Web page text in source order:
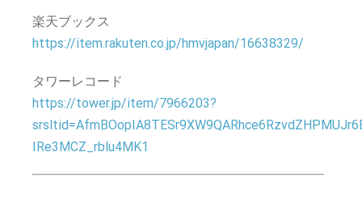
楽天ブックス
https://item.rakuten.co.jp/hmvjapan/16638329/
タワーレコード
https://tower.jp/item/7966203?
IRe3MCZ_rblu4MK1